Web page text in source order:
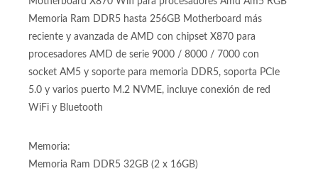
Placa Base:
Motherboard X870 Wifi para procesadores Amd Am5 RGB
Memoria Ram DDR5 hasta 256GB Motherboard más
reciente y avanzada de AMD con chipset X870 para
procesadores AMD de serie 9000 / 8000 / 7000 con
5.0 y varios puerto M.2 NVME, incluye conexión de red
WiFi y Bluetooth